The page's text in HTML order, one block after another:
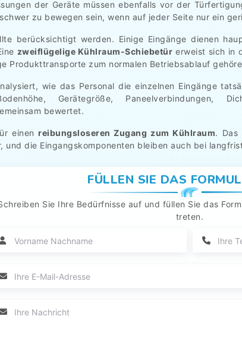
der Geräte müssen ebenfalls vor der
zu bewegen sein, wenn auf jeder Seite nur ein
berücksichtigt werden. Einige Eingänge dienen
zweiflügelige Kühlraum-Schiebetür erweist sich in
Produkttransporte zum normalen Betriebsablauf
wie das Personal die einzelnen Eingänge
Gerätegröße, Paneelverbindungen,
bewertet.
einenreibungsloseren Zugang zum Kühlraum. Das
und die Eingangskomponenten bleiben auch bei
FÜLLEN SIE DAS
Sie Ihre Bedürfnisse auf und füllen Sie das
treten.